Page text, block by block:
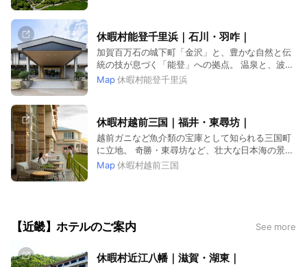
休暇村能登千里浜｜石川・羽咋｜
加賀百万石の城下町「金沢」と、豊かな自然と伝
統の技が息づく「能登」への拠点。 温泉と、波打
ち際のドライブウェイも魅力です。
Map 休暇村能登千里浜
休暇村越前三国｜福井・東尋坊｜
越前ガニなど魚介類の宝庫として知られる三国町
に立地。 奇勝・東尋坊など、壮大な日本海の景観
と温泉もお楽しみいただけます。
Map 休暇村越前三国
【近畿】ホテルのご案内 See more
休暇村近江八幡｜滋賀・湖東｜